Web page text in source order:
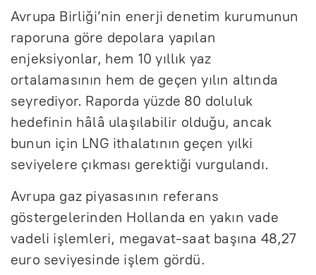
Avrupa Birliği’nin enerji denetim kurumunun
raporuna göre depolara yapılan
enjeksiyonlar, hem 10 yıllık yaz
ortalamasının hem de geçen yılın altında
seyrediyor. Raporda yüzde 80 doluluk
hedefinin hâlâ ulaşılabilir olduğu, ancak
bunun için LNG ithalatının geçen yılki
seviyelere çıkması gerektiği vurgulandı.
Avrupa gaz piyasasının referans
göstergelerinden Hollanda en yakın vade
vadeli işlemleri, megavat-saat başına 48,27
euro seviyesinde işlem gördü.